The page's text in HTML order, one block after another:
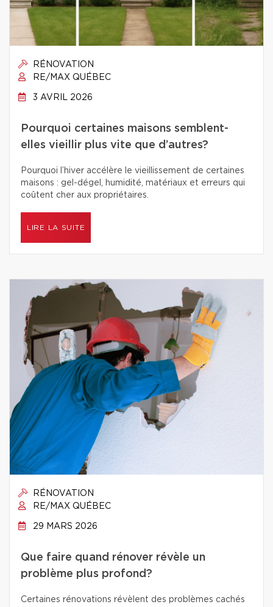
RÉNOVATION
RE/MAX QUÉBEC
3 AVRIL 2026
Pourquoi certaines maisons semblent-
elles vieillir plus vite que d’autres?
Pourquoi l’hiver accélère le vieillissement de certaines
maisons : gel-dégel, humidité, matériaux et erreurs qui
coûtent cher aux propriétaires.
LIRE LA SUITE
RÉNOVATION
RE/MAX QUÉBEC
29 MARS 2026
Que faire quand rénover révèle un
problème plus profond?
Certaines rénovations révèlent des problèmes cachés